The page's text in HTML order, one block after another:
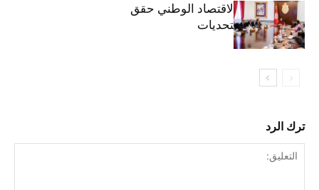
وزيرة المالية: الاقتصاد الوطني حقق
مكاسب رغم التحديات
ترك الرد